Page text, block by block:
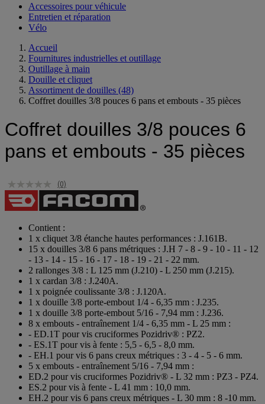
Accessoires pour véhicule
Entretien et réparation
Vélo
Accueil
Fournitures industrielles et outillage
Outillage à main
Douille et cliquet
Assortiment de douilles (48)
Coffret douilles 3/8 pouces 6 pans et embouts - 35 pièces
Coffret douilles 3/8 pouces 6
pans et embouts - 35 pièces
(0)
Contient :
1 x cliquet 3/8 étanche hautes performances : J.161B.
15 x douilles 3/8 6 pans métriques : J.H 7 - 8 - 9 - 10 - 11 - 12
- 13 - 14 - 15 - 16 - 17 - 18 - 19 - 21 - 22 mm.
2 rallonges 3/8 : L 125 mm (J.210) - L 250 mm (J.215).
1 x cardan 3/8 : J.240A.
1 x poignée coulissante 3/8 : J.120A.
1 x douille 3/8 porte-embout 1/4 - 6,35 mm : J.235.
1 x douille 3/8 porte-embout 5/16 - 7,94 mm : J.236.
8 x embouts - entraînement 1/4 - 6,35 mm - L 25 mm :
- ED.1T pour vis cruciformes Pozidriv® : PZ2.
- ES.1T pour vis à fente : 5,5 - 6,5 - 8,0 mm.
- EH.1 pour vis 6 pans creux métriques : 3 - 4 - 5 - 6 mm.
5 x embouts - entraînement 5/16 - 7,94 mm :
ED.2 pour vis cruciformes Pozidriv® - L 32 mm : PZ3 - PZ4.
ES.2 pour vis à fente - L 41 mm : 10,0 mm.
EH.2 pour vis 6 pans creux métriques - L 30 mm : 8 -10 mm.